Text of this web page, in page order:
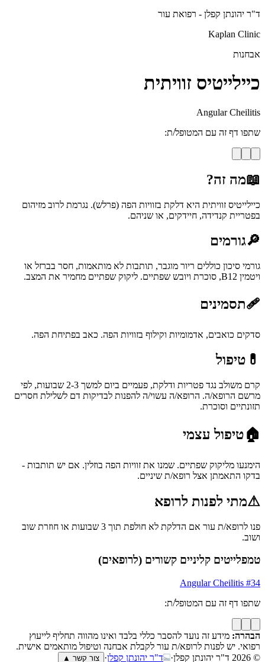
ד"ר יהונתן קפלן - רפואת עור
Kaplan Clinic
אבחנות
כיילייטיס זוויתית
Angular Cheilitis
שתפו דף זה עם המטופל/ת:
📖מה זה?
כיילייטיס זוויתית היא דלקת בזוויות הפה (פרלש). נגרמת לרוב מזיהום
בפטריית קנדידה, חיידקים, או שניהם.
🔎גורמים
גורמי סיכון כוללים ריור מוגבר, תותבות לא מותאמות, חסר בברזל או
ויטמין B12, סוכרת ויובש שפתיים. ליקוק שפתיים מחמיר את המצב.
🩹תסמינים
סדקים כואבים, אדמומיות וקילוף בזוויות הפה. כאב בפתיחת הפה.
💊 טיפול
קרם משולב נגד פטריות ודלקת, פעמיים ביום למשך 2-3 שבועות, לפי
מרשם הרופא/ה. הרופא/ה עשוי/ה להפנות לבדיקות דם לשלילת חסרים
תזונתיים וסוכרת.
🏠טיפול עצמי
הימנעו מליקוק שפתיים. שמנו את זוויות הפה בוזלין. אם יש תותבות -
בדקו התאמתן אצל רופא/ת שיניים.
⚠מתי לפנות לרופא
פנו לרופא/ת עור אם הדלקת לא חולפת תוך 3 שבועות או חוזרת שוב
ושוב.
טמפלייטים קליניים קשורים (לרופאים)
#34
Angular Cheilitis
שתפו דף זה עם המטופל/ת:
הבהרה: מידע זה נועד להסבר כללי בלבד ואינו מהווה תחליף לייעוץ
רפואי. יש לפנות לרופא/ת עור לקבלת אבחנה וטיפול מותאמים אישית.
© 2026
ד"ר יהונתן קפלן· ד"ר יהונתן קפלן· צור קשר ▲